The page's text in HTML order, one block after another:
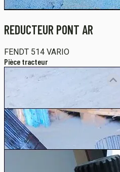
REDUCTEUR PONT AR
FENDT 514 VARIO
Pièce tracteur